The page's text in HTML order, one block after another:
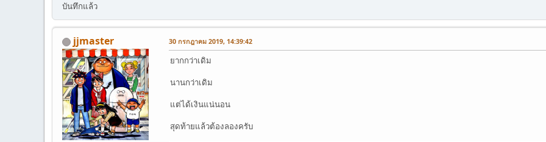
บันทึกแล้ว
jjmaster 30 กรกฎาคม 2019, 14:39:42
ยากกว่าเดิม
นานกว่าเดิม
แต่ได้เงินแน่นอน
สุดท้ายแล้วต้องลองครับ